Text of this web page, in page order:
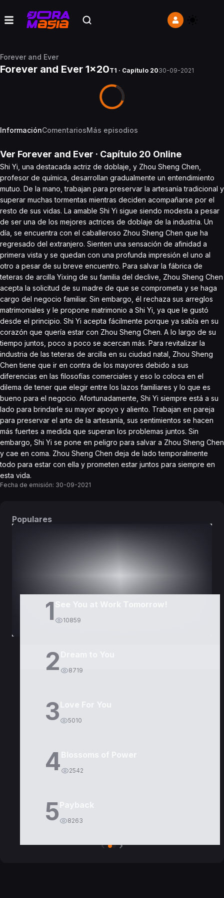
Forever and Ever
Forever and Ever 1x20T1 · Capítulo 2030-09-2021
InformaciónComentariosMás episodios
Ver Forever and Ever · Capítulo 20 Online
Shi Yi, una destacada actriz de doblaje, y Zhou Sheng Chen,
profesor de química, desarrollan gradualmente un entendimiento
mutuo. De la mano, trabajan para preservar la artesanía tradicional y
superar muchas tormentas mientras deciden acompañarse por el
resto de sus vidas. La amable Shi Yi sigue siendo modesta a pesar
de ser una de los mejores actrices de doblaje de la industria. Un
día, se encuentra con el caballeroso Zhou Sheng Chen que ha
regresado del extranjero. Sienten una sensación de afinidad a
primera vista y se quedan con una profunda impresión el uno al
otro a pesar de su breve encuentro. Para salvar la fábrica de
teteras de arcilla Yixing de su familia del declive, Zhou Sheng Chen
acepta la solicitud de su madre de que se comprometa y se haga
cargo del negocio familiar. Sin embargo, él rechaza sus arreglos
matrimoniales y le propone matrimonio a Shi Yi, ya que le gustó
desde el principio. Shi Yi acepta fácilmente porque ya sabía en su
corazón que quería estar con Zhou Sheng Chen. A lo largo de su
tiempo juntos, poco a poco se acercan más. Para revitalizar la
industria de las teteras de arcilla en su ciudad natal, Zhou Sheng
Chen tiene que ir en contra de los mayores debido a sus
diferencias en las filosofías comerciales y eso lo coloca en el
dilema de tener que elegir entre los lazos familiares y lo que es
bueno para el negocio. Afortunadamente, Shi Yi siempre está a su
lado para brindarle su mayor apoyo y aliento. Trabajan en pareja
para preservar el arte de la artesanía, sus sentimientos se hacen
más fuertes a medida que superan los problemas juntos. Sin
embargo, Shi Yi se pone en peligro para salvar a Zhou Sheng Chen
y cae en coma. Zhou Sheng Chen deja de lado temporalmente
todo para estar con ella y prometen estar juntos para siempre en
esta vida.
Fecha de emisión: 30-09-2021
Populares
1 10859
2 8719
3Love For You
5010
4Blossoms of Power
2542
5Payback
8263